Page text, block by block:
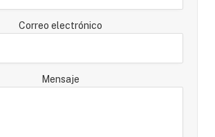
Correo electrónico
Mensaje